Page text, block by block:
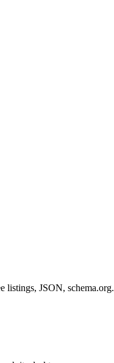
listings, JSON, schema.org.